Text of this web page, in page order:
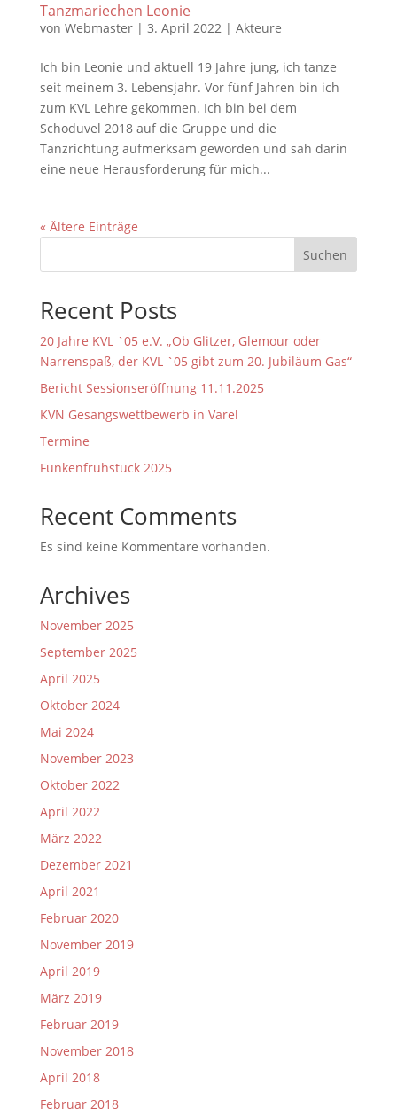
Tanzmariechen Leonie
von Webmaster| 3. April 2022| Akteure
Ich bin Leonie und aktuell 19 Jahre jung, ich tanze
seit meinem 3. Lebensjahr. Vor fünf Jahren bin ich
zum KVL Lehre gekommen. Ich bin bei dem
Schoduvel 2018 auf die Gruppe und die
Tanzrichtung aufmerksam geworden und sah darin
eine neue Herausforderung für mich...
« Ältere Einträge
Suchen
Recent Posts
20 Jahre KVL `05 e.V. „Ob Glitzer, Glemour oder
Narrenspaß, der KVL `05 gibt zum 20. Jubiläum Gas“
Bericht Sessionseröffnung 11.11.2025
KVN Gesangswettbewerb in Varel
Termine
Funkenfrühstück 2025
Recent Comments
Es sind keine Kommentare vorhanden.
Archives
November 2025
September 2025
April 2025
Oktober 2024
Mai 2024
November 2023
Oktober 2022
April 2022
März 2022
Dezember 2021
April 2021
Februar 2020
November 2019
April 2019
März 2019
Februar 2019
November 2018
April 2018
Februar 2018